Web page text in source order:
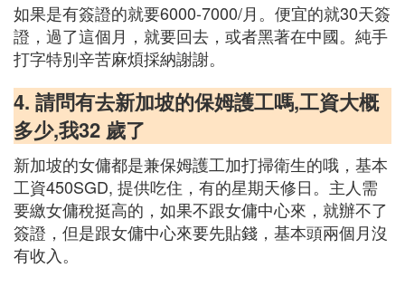
如果是有簽證的就要6000-7000/月。便宜的就30天簽
證，過了這個月，就要回去，或者黑著在中國。純手
打字特別辛苦麻煩採納謝謝。
4. 請問有去新加坡的保姆護工嗎,工資大概
多少,我32 歲了
新加坡的女傭都是兼保姆護工加打掃衛生的哦，基本
工資450SGD, 提供吃住，有的星期天修日。主人需
要繳女傭稅挺高的，如果不跟女傭中心來，就辦不了
簽證，但是跟女傭中心來要先貼錢，基本頭兩個月沒
有收入。